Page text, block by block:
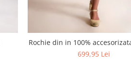
Rochie din in 100%
699,95 Lei